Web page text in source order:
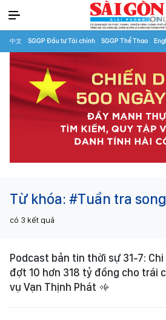
中文 SGGP Đầu tư Tài chính SGGP Thể Thao
Từ khóa: #Tuần tra
có 3 kết quả
Podcast bản tin thời sự 31-7:
đợt 10 hơn 318 tỷ đồng cho trái
vụ Vạn Thịnh Phát